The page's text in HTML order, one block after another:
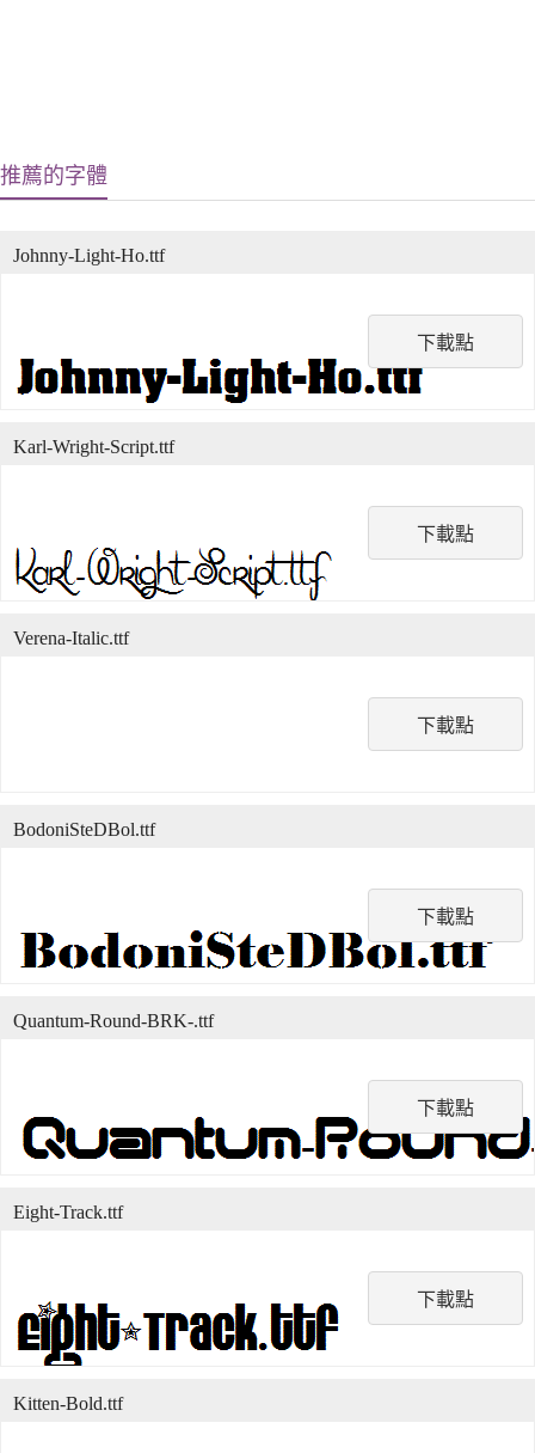
推薦的字體
下載點
Johnny-Light-Ho.ttf
下載點
Karl-Wright-Script.ttf
下載點
Verena-Italic.ttf
下載點
BodoniSteDBol.ttf
下載點
Quantum-Round-BRK-.ttf
下載點
Eight-Track.ttf
Kitten-Bold.ttf